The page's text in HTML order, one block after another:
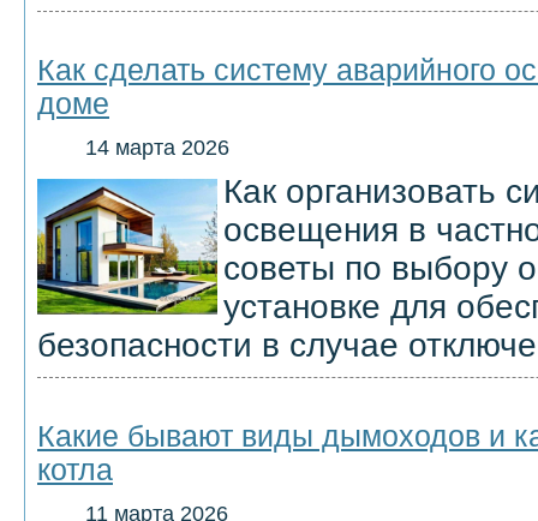
Как сделать систему аварийного
доме
14 марта 2026
Как организовать
освещения в
советы по выбору
установке для
безопасности в случае
Какие бывают виды дымоходов и
котла
11 марта 2026